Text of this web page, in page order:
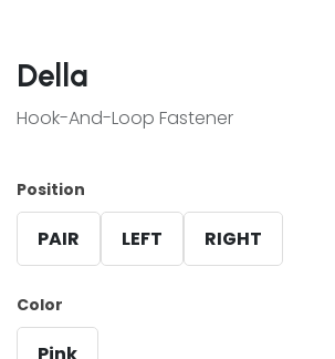
Della
Hook-And-Loop Fastener
Position
PAIR LEFT RIGHT
Color